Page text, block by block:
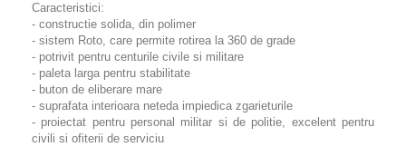
Caracteristici:
- constructie solida, din polimer
- sistem Roto, care permite rotirea la 360 de grade
- potrivit pentru centurile civile si militare
- paleta larga pentru stabilitate
- buton de eliberare mare
- suprafata interioara neteda impiedica zgarieturile
- proiectat pentru personal militar si de politie, excelent pentru
civili si ofiterii de serviciu